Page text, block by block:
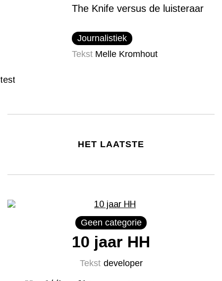
The Knife versus de luisteraar
Journalistiek
Tekst Melle Kromhout
test
HET LAATSTE
Geen categorie
10 jaar HH
Tekst developer